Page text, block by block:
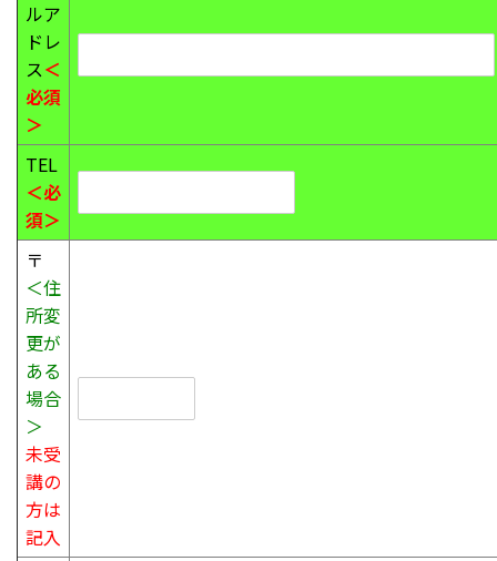
ルア
ドレ
ス＜
必須
＞
TEL
＜必
須＞
〒
＜住
所変
更が
ある
場合
＞
未受
講の
方は
記入